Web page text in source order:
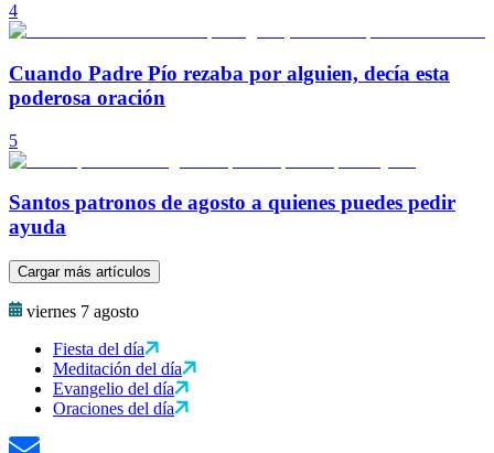
4
Cuando Padre Pío rezaba por alguien, decía esta
poderosa oración
5
Santos patronos de agosto a quienes puedes pedir
ayuda
Cargar más artículos
viernes 7 agosto
Fiesta del día
Meditación del día
Evangelio del día
Oraciones del día